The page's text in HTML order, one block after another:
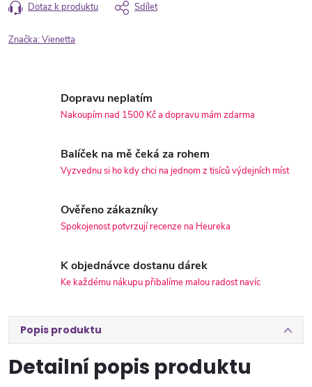
Dotaz k produktu Sdílet
Značka:Vienetta
Dopravu neplatím
Nakoupím nad 1500 Kč a dopravu mám zdarma
Balíček na mě čeká za rohem
Vyzvednu si ho kdy chci na jednom z tisíců výdejních míst
Ověřeno zákazníky
Spokojenost potvrzují recenze na Heureka
K objednávce dostanu dárek
Ke každému nákupu přibalíme malou radost navíc
Popis produktu
Detailní popis produktu